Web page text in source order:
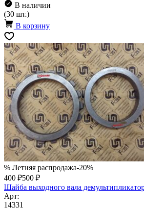
В наличии
(30 шт.)
В корзину
% Летняя распродажа-20%
400 ₽500 ₽
Шайба выходного вала
Арт:
14331